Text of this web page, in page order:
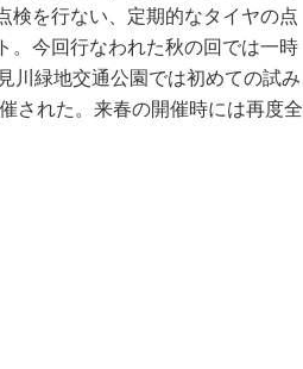
検を行ない、定期的なタイヤの点
。今回行なわれた秋の回では一時
川緑地交通公園では初めての試み
された。来春の開催時には再度全